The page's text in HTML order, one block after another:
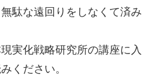
駄な遠回りをしなくて済み
実化戦略研究所の講座に
ください。